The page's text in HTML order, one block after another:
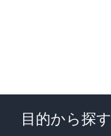
目的から探す